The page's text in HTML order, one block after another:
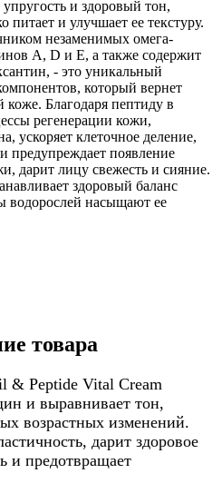
и здоровый тон,
питает и улучшает ее текстуру.
незаменимых омега-
A, D и E, а также содержит
- это уникальный
который вернет
коже. Благодаря пептиду в
регенерации кожи,
ускоряет клеточное деление,
предупреждает появление
дарит лицу свежесть и сияние.
здоровый баланс
водорослей насыщают ее
товара
& Peptide Vital Cream
и выравнивает тон,
возрастных изменений.
дарит здоровое
и предотвращает